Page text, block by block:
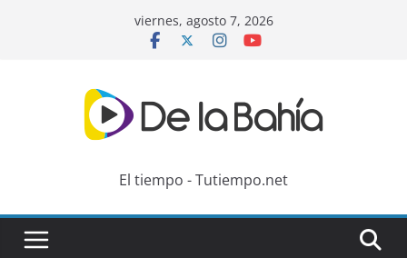
viernes, agosto 7, 2026
El tiempo - Tutiempo.net